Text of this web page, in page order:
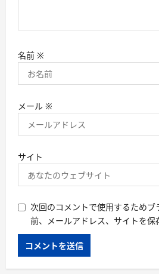
名前 ※
メール ※
サイト
次回のコメントで使用するためブ
前、メールアドレス、サイトを保